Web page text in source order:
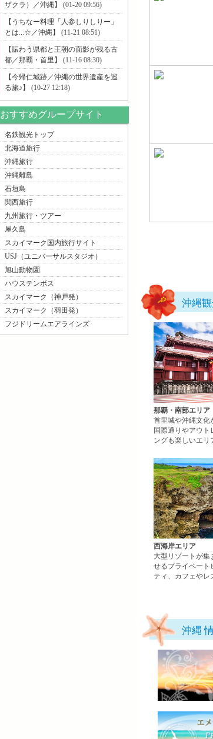
沖縄
那覇・南部エリア
首里城や沖縄文化
国際通りやアウ
ングも楽しいエリ
西海岸エリア
大型リゾートが集
せるプライベート
ティ、カフェやレ
沖縄
ザクラ）／沖縄】
(01-20 09:56)
【うちなー料理「人参しりしりー」
とは...☆／沖縄】
(11-21 08:51)
【賑わう県都と王朝の面影が残る古
都／那覇・首里】
(11-16 08:30)
【今帰仁城跡／沖縄の世界遺産を巡
る旅♪】
(10-27 12:18)
おすすめグループサイト
名鉄観光トップ
北海道旅行
沖縄旅行
沖縄離島
石垣島
関西旅行
九州旅行・ツアー
屋久島
スカイマーク国内旅行サイト
USJ（ユニバーサルスタジオ）
旭山動物園
ハウステンボス
スカイマーク（神戸発）
スカイマーク（羽田発）
フジドリームエアラインズ